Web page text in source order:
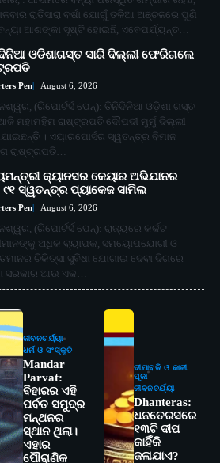
ରାତିସାରା ବର୍ଷା ଯୋଗୁଁ ତଳିଆ ଅଞ୍ଚଳରେ ପୁଣି
ଆଶଙ୍କା ସୃଷ୍ଟି ହୋଇଛି, ଏବେପର୍ଯ୍ୟନ୍ତ…
ଓଡିଶାଗସ୍ତ ସାରି ଦିଲ୍ଲୀ ଫେରିଗଲେ
Pen August 6, 2026
(ରିପୋର୍ଟର୍ସ ପେନ୍‌): ତିନିଦିନିଆ ଓଡ଼ିଶା ଗସ୍ତ
ମହାମହିମ ରାଷ୍ଟ୍ରପତି ଦୌପଦୀ ମୁର୍ମୁ ଦିଲ୍ଲୀ
। ଏୟାରପୋର୍ସର ସ୍ୱତନ୍ତ୍ର ବିମାନ
ରାଷ୍ଟ୍ରପତି…
କ୍ୟାନସର କେୟାର ଅଭିଯାନର
ସ୍ୱତନ୍ତ୍ର ପ୍ୟାକେଜ ସାମିଲ
Pen August 6, 2026
(ରିପୋର୍ଟର୍ସ ପେନ୍‌): ରାଜ୍ୟରେ କର୍କଟ
ଅଧିକ ବ୍ୟାପକ, ସମୟୋପଯୋଗୀ ଓ
ଚିକିତ୍ସା ସୁବିଧା ଯୋଗାଇ ଦେବା ଦିଗରେ
ସରକାର ଆଉ ଏକ…
ଜୀବନଚର୍ଯ୍ୟା
ଧର୍ମ ଓ ସଂସ୍କୃତି
Mandar
Parvat:
ବିହାରର ଏହି
ପର୍ବତ ସମୁଦ୍ର
ମନ୍ଥନର
ସ୍ଥାନ ଥିଲା।
ଏହାର
ପୌରାଣିକ
ଦୀପାବଳି ଓ କାଳୀ
ପୂଜା
ଜୀବନଚର୍ଯ୍ୟା
Dhanteras:
ଧନତେରସରେ
୧୩ଟି ଦୀପ
କାହିଁକି
ଜଳାଯାଏ?